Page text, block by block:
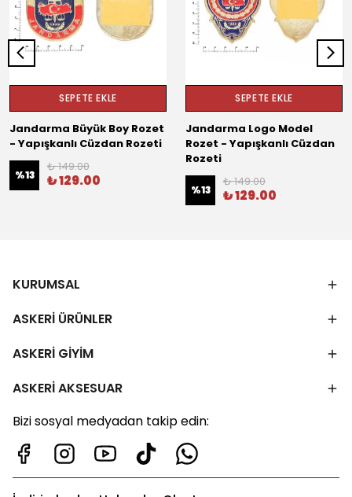
SEPETE EKLE
Jandarma Büyük Boy Rozet
- Yapışkanlı Cüzdan Rozeti
%13
₺ 149.00
₺ 129.00
SEPETE EKLE
Jandarma Logo Model
Rozet - Yapışkanlı Cüzdan
Rozeti
%13
₺ 149.00
₺ 129.00
KURUMSAL
ASKERİ ÜRÜNLER
ASKERİ GİYİM
ASKERİ AKSESUAR
Bizi sosyal medyadan takip edin: